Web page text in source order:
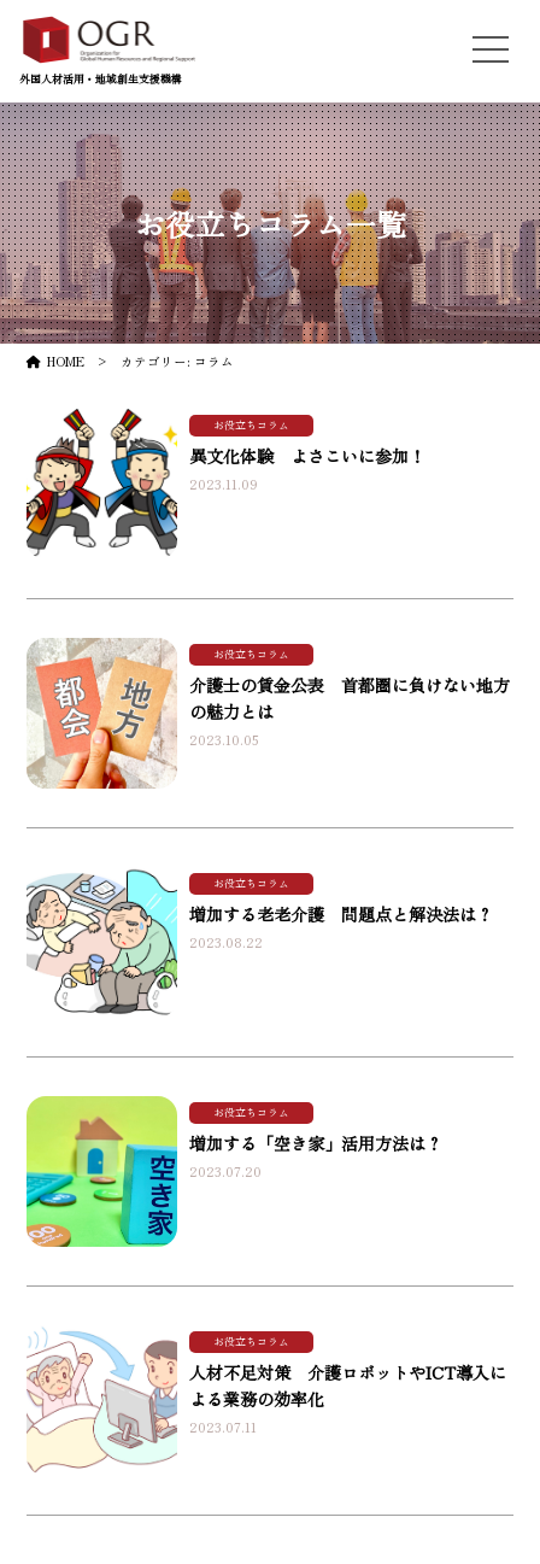
外国人材活用・地域創生支援機構
お役立ちコラム一覧
HOME カテゴリー: コラム
お役立ちコラム
異文化体験 よさこいに参加！
2023.11.09
お役立ちコラム
介護士の賃金公表 首都圏に負けない地方
の魅力とは
2023.10.05
お役立ちコラム
増加する老老介護 問題点と解決法は？
2023.08.22
お役立ちコラム
増加する「空き家」活用方法は？
2023.07.20
お役立ちコラム
人材不足対策 介護ロボットやICT導入に
よる業務の効率化
2023.07.11